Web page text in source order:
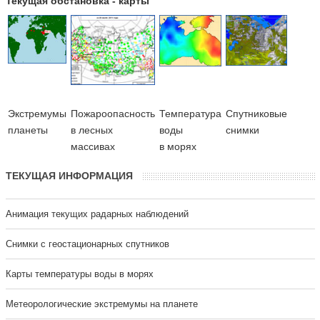
Экстремумы
планеты
Пожароопасность
в лесных
массивах
Температура
воды
в морях
Cпутниковые
снимки
ТЕКУЩАЯ ИНФОРМАЦИЯ
Анимация текущих радарных наблюдений
Cнимки с геостационарных спутников
Карты температуры воды в морях
Метеорологические экстремумы на планете